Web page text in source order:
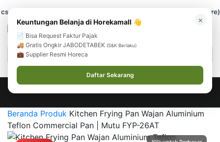
cs@horekamall.com 08551688000 (Customer Care)
×
Keuntungan Belanja di Horekamall 👋
📄 Bisa Request Faktur Pajak
🚚 Gratis Ongkir JABODETABEK (S&K Berlaku)
💼 Supplier Resmi Horeca
Daftar Sekarang
Beranda Produk Kitchen Frying Pan Wajan Aluminium
Teflon Commercial Pan | Mutu FYP-26AT